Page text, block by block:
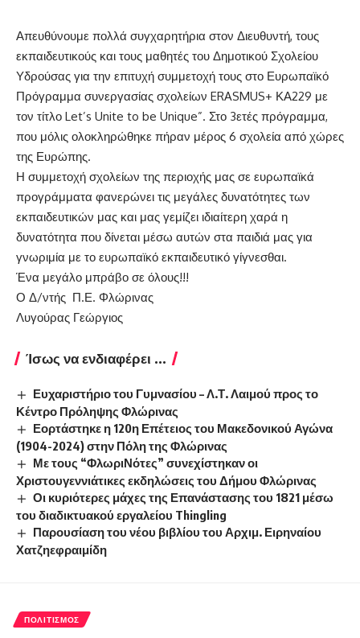
Απευθύνουμε πολλά συγχαρητήρια στον Διευθυντή, τους
εκπαιδευτικούς και τους μαθητές του Δημοτικού Σχολείου
Υδρούσας για την επιτυχή συμμετοχή τους στο Ευρωπαϊκό
Πρόγραμμα συνεργασίας σχολείων ERASMUS+ ΚΑ229 με
τον τίτλο Let’s Unite to be Unique”. Στο 3ετές πρόγραμμα,
που μόλις ολοκληρώθηκε πήραν μέρος 6 σχολεία από χώρες
της Ευρώπης.
Η συμμετοχή σχολείων της περιοχής μας σε ευρωπαϊκά
προγράμματα φανερώνει τις μεγάλες δυνατότητες των
εκπαιδευτικών μας και μας γεμίζει ιδιαίτερη χαρά η
δυνατότητα που δίνεται μέσω αυτών στα παιδιά μας για
γνωριμία με το ευρωπαϊκό εκπαιδευτικό γίγνεσθαι.
Ένα μεγάλο μπράβο σε όλους!!!
Ο Δ/ντής Π.Ε. Φλώρινας
Λυγούρας Γεώργιος
Ίσως να ενδιαφέρει ...
Ευχαριστήριο του Γυμνασίου – Λ.Τ. Λαιμού προς το
Κέντρο Πρόληψης Φλώρινας
Εορτάστηκε η 120η Επέτειος του Μακεδονικού Αγώνα
(1904-2024) στην Πόλη της Φλώρινας
Με τους “ΦλωριΝότες” συνεχίστηκαν οι
Χριστουγεννιάτικες εκδηλώσεις του Δήμου Φλώρινας
Οι κυριότερες μάχες της Επανάστασης του 1821 μέσω
του διαδικτυακού εργαλείου Thingling
Παρουσίαση του νέου βιβλίου του Αρχιμ. Ειρηναίου
Χατζηεφραιμίδη
ΠΟΛΙΤΙΣΜΌΣ